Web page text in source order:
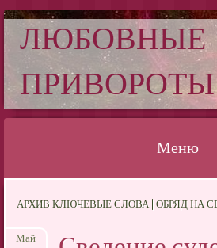
ЛЮБОВНЫЕ
ПРИВОРОТЫ
Меню
содержимому
АРХИВ КЛЮЧЕВЫЕ СЛОВА | ОБРЯД НА
Май